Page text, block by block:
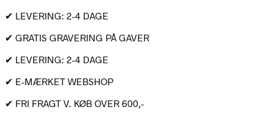
✔ LEVERING: 2-4 DAGE
✔ GRATIS GRAVERING PÅ GAVER
✔ LEVERING: 2-4 DAGE
✔ E-MÆRKET WEBSHOP
✔ FRI FRAGT V. KØB OVER 600,-